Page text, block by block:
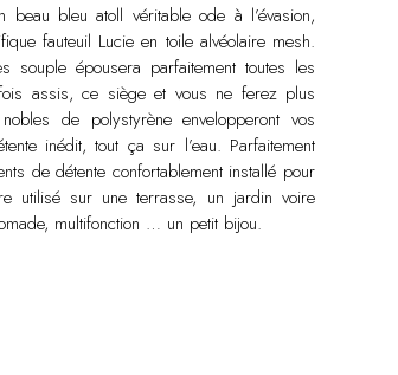
beau bleu atoll véritable ode à l’évasion,
fauteuil Lucie en toile alvéolaire mesh.
souple épousera parfaitement toutes les
assis, ce siège et vous ne ferez plus
de polystyrène envelopperont vos
inédit, tout ça sur l’eau. Parfaitement
de détente confortablement installé pour
utilisé sur une terrasse, un jardin voire
multifonction … un petit bijou.